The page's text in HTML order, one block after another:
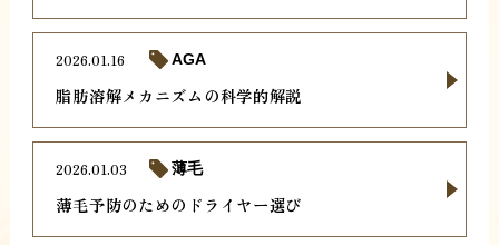
脂肪溶解メカニズムの科学的解説
2026.01.16 AGA
薄毛予防のためのドライヤー選び
2026.01.03 薄毛